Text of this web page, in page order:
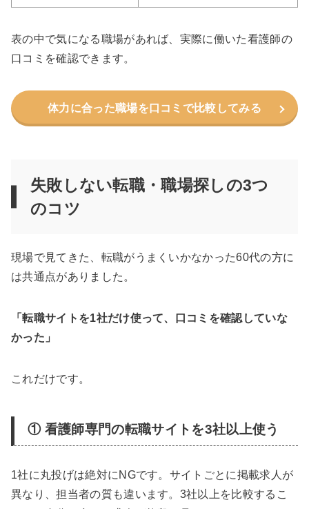
表の中で気になる職場があれば、実際に働いた看護師の
口コミを確認できます。
体力に合った職場を口コミで比較してみる
失敗しない転職・職場探しの3つ
のコツ
現場で見てきた、転職がうまくいかなかった60代の方に
は共通点がありました。
「転職サイトを1社だけ使って、口コミを確認していな
かった」
これだけです。
① 看護師専門の転職サイトを3社以上使う
1社に丸投げは絶対にNGです。サイトごとに掲載求人が
異なり、担当者の質も違います。3社以上を比較するこ